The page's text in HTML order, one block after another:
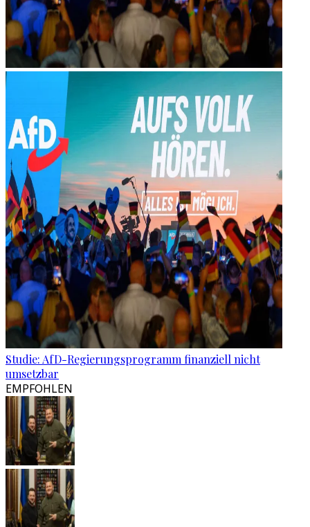
Studie: AfD-Regierungsprogramm finanziell nicht
umsetzbar
EMPFOHLEN